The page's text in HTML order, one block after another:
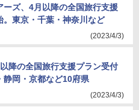
ーズ、4月以降の全国旅行支援
。東京・千葉・神奈川など
(2023/4/3)
降の全国旅行支援プラン受付
静岡・京都など10府県
(2023/4/3)